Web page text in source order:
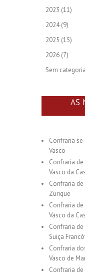
2023 (11)
2024(9)
2025 (15)
2026 (7)
Sem categoria
AS
Confraria se
Vasco
Confraria
Vasco da
Confraria
Zurique
Confraria
Vasco da
Confraria
Suiça
Confraria
Vasco de
Confraria